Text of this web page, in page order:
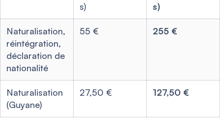
s)
s)
Naturalisation,
réintégration,
déclaration de
nationalité
55 € 255 €
Naturalisation
(Guyane)
27,50 € 127,50 €